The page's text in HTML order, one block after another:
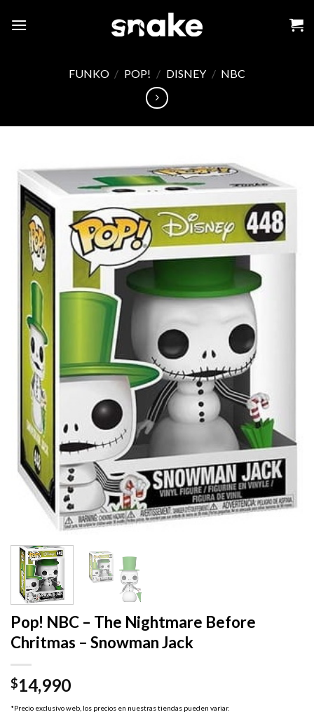
FUNKO / POP! / DISNEY / NBC
Pop! NBC – The Nightmare Before
Chritmas – Snowman Jack
$14,990
*Precio exclusivo web, los precios en nuestras tiendas pueden variar.